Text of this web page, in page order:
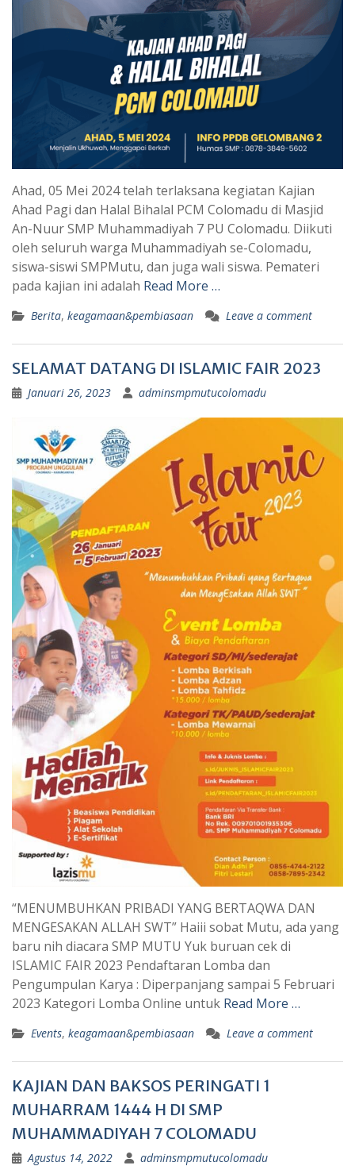
Ahad, 05 Mei 2024 telah terlaksana kegiatan Kajian
Ahad Pagi dan Halal Bihalal PCM Colomadu di Masjid
An-Nuur SMP Muhammadiyah 7 PU Colomadu. Diikuti
oleh seluruh warga Muhammadiyah se-Colomadu,
siswa-siswi SMPMutu, dan juga wali siswa. Pemateri
pada kajian ini adalah Read More …
Berita, keagamaan&pembiasaan Leave a comment
SELAMAT DATANG DI ISLAMIC FAIR 2023
Januari 26, 2023 adminsmpmutucolomadu
“MENUMBUHKAN PRIBADI YANG BERTAQWA DAN
MENGESAKAN ALLAH SWT” Haiii sobat Mutu, ada yang
baru nih diacara SMP MUTU Yuk buruan cek di
ISLAMIC FAIR 2023 Pendaftaran Lomba dan
Pengumpulan Karya : Diperpanjang sampai 5 Februari
2023 Kategori Lomba Online untuk Read More …
Events, keagamaan&pembiasaan Leave a comment
KAJIAN DAN BAKSOS PERINGATI 1
MUHARRAM 1444 H DI SMP
MUHAMMADIYAH 7 COLOMADU
Agustus 14, 2022 adminsmpmutucolomadu